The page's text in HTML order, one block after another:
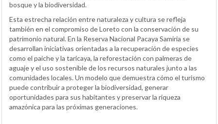
bosque y la biodiversidad.
Esta estrecha relación entre naturaleza y cultura se refleja
también en el compromiso de Loreto con la conservación de su
patrimonio natural. En la Reserva Nacional Pacaya Samiria se
desarrollan iniciativas orientadas a la recuperación de especies
como el paiche y la taricaya, la reforestación con palmeras de
aguaje y el uso sostenible de los recursos naturales junto a las
comunidades locales. Un modelo que demuestra cómo el turismo
puede contribuir a proteger la biodiversidad, generar
oportunidades para sus habitantes y preservar la riqueza
amazónica para las próximas generaciones.